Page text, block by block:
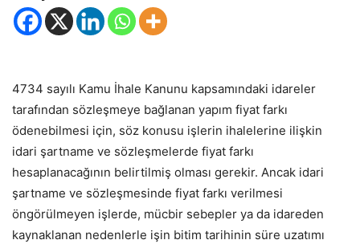
4734 sayılı Kamu İhale Kanunu kapsamındaki idareler
tarafından sözleşmeye bağlanan yapım fiyat farkı
ödenebilmesi için, söz konusu işlerin ihalelerine ilişkin
idari şartname ve sözleşmelerde fiyat farkı
hesaplanacağının belirtilmiş olması gerekir. Ancak idari
şartname ve sözleşmesinde fiyat farkı verilmesi
öngörülmeyen işlerde, mücbir sebepler ya da idareden
kaynaklanan nedenlerle işin bitim tarihinin süre uzatımı